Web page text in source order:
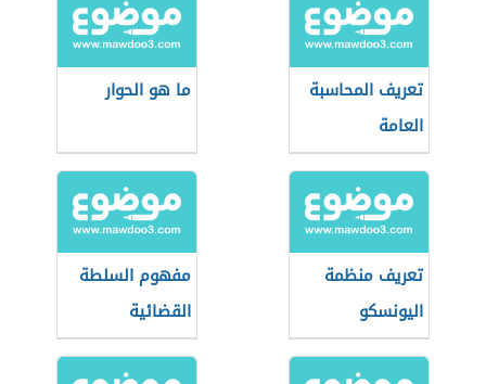
تعريف المحاسبة
العامة
ما هو الحوار
تعريف منظمة
اليونسكو
مفهوم السلطة
القضائية